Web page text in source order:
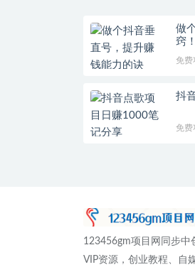
做
窍！
免费
抖
免费
123456gm项目网同步中
VIP资源，创业教程、自